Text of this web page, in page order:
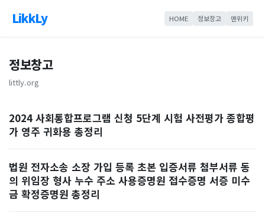
LikkLy HOME 정보창고 맨위키
정보창고
littly.org
2024 사회통합프로그램 신청 5단계 시험 사전평가 종합평
가 영주 귀화용 총정리
법원 전자소송 소장 가입 등록 초본 입증서류 첨부서류 동
의 위임장 형사 누수 주소 사용증명원 접수증명 서증 미수
금 확정증명원 총정리